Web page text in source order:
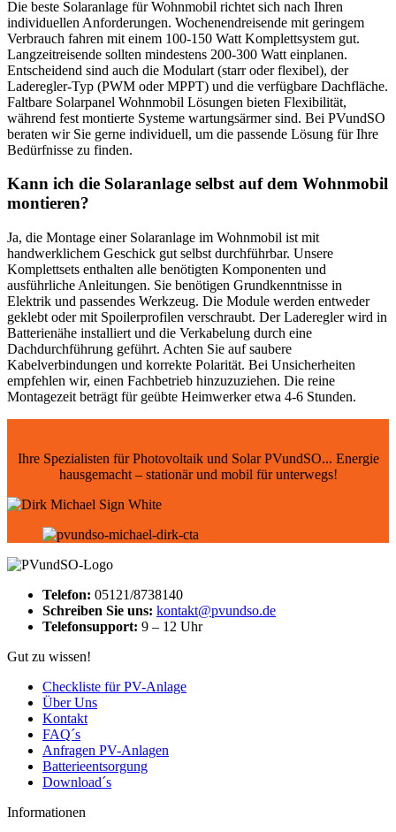
Die beste Solaranlage für Wohnmobil richtet sich nach Ihren
individuellen Anforderungen. Wochenendreisende mit geringem
Verbrauch fahren mit einem 100-150 Watt Komplettsystem gut.
Langzeitreisende sollten mindestens 200-300 Watt einplanen.
Entscheidend sind auch die Modulart (starr oder flexibel), der
Laderegler-Typ (PWM oder MPPT) und die verfügbare Dachfläche.
Faltbare Solarpanel Wohnmobil Lösungen bieten Flexibilität,
während fest montierte Systeme wartungsärmer sind. Bei PVundSO
beraten wir Sie gerne individuell, um die passende Lösung für Ihre
Bedürfnisse zu finden.
Kann ich die Solaranlage selbst auf dem Wohnmobil
montieren?
Ja, die Montage einer Solaranlage im Wohnmobil ist mit
handwerklichem Geschick gut selbst durchführbar. Unsere
Komplettsets enthalten alle benötigten Komponenten und
ausführliche Anleitungen. Sie benötigen Grundkenntnisse in
Elektrik und passendes Werkzeug. Die Module werden entweder
geklebt oder mit Spoilerprofilen verschraubt. Der Laderegler wird in
Batterienähe installiert und die Verkabelung durch eine
Dachdurchführung geführt. Achten Sie auf saubere
Kabelverbindungen und korrekte Polarität. Bei Unsicherheiten
empfehlen wir, einen Fachbetrieb hinzuzuziehen. Die reine
Montagezeit beträgt für geübte Heimwerker etwa 4-6 Stunden.
Ihre Spezialisten für Photovoltaik und Solar PVundSO... Energie
hausgemacht – stationär und mobil für unterwegs!
Telefon: 05121/8738140
Schreiben Sie uns: kontakt@pvundso.de
Telefonsupport: 9 – 12 Uhr
Gut zu wissen!
Checkliste für PV-Anlage
Über Uns
Kontakt
FAQ´s
Anfragen PV-Anlagen
Batterieentsorgung
Download´s
Informationen